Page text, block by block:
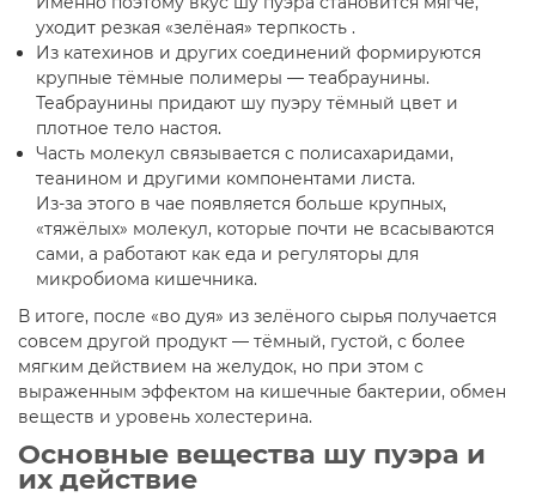
уходит резкая «зелёная» терпкость .
Из катехинов и других соединений формируются
крупные тёмные полимеры — теабраунины.
Теабраунины придают шу пуэру тёмный цвет и
плотное тело настоя.
Часть молекул связывается с полисахаридами,
теанином и другими компонентами листа.
Из-за этого в чае появляется больше крупных,
«тяжёлых» молекул, которые почти не всасываются
сами, а работают как еда и регуляторы для
микробиома кишечника.
В итоге, после «во дуя» из зелёного сырья получается
совсем другой продукт — тёмный, густой, с более
мягким действием на желудок, но при этом с
выраженным эффектом на кишечные бактерии, обмен
веществ и уровень холестерина.
Основные вещества шу пуэра и
их действие